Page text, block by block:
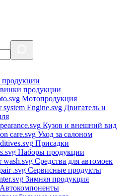
продукции
продукции
Мотопродукция
Двигатель и
Кузов и внешний вид
Уход за салоном
Присадки
Наборы продукции
Средства для автомоек
Сервисные продукты
Зимняя продукция
Автокомпоненты